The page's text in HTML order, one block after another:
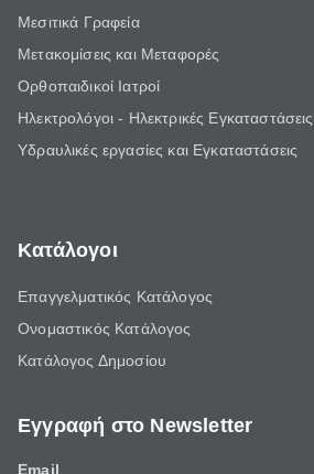
Μεσιτικά Γραφεία
Μετακομίσεις και Μεταφορές
Ορθοπαιδικοί Ιατροί
Ηλεκτρολόγοι - Ηλεκτρικές Εγκαταστάσεις
Υδραυλικές εργασίες και Εγκαταστάσεις
Κατάλογοι
Επαγγελματικός Κατάλογος
Ονομαστικός Κατάλογος
Κατάλογος Δημοσίου
Εγγραφή στο Newsletter
Email